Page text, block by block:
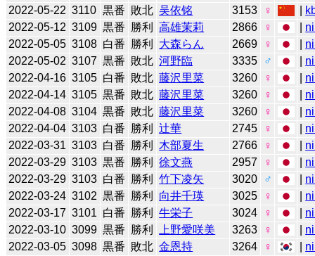
2022-05-22 3110 黒番 敗北 吴依铭 3153 ♀
2022-05-12 3109 黒番 勝利 高雄茉莉 2866 ♀
2022-05-05 3108 白番 勝利 大森らん 2669 ♀
2022-05-02 3107 黒番 敗北 河野臨 3335 ♂
2022-04-16 3105 白番 敗北 藤沢里菜 3260 ♀
2022-04-14 3105 黒番 敗北 藤沢里菜 3260 ♀
2022-04-08 3104 黒番 敗北 藤沢里菜 3260 ♀
2022-04-04 3103 白番 勝利 辻華 2745 ♀
2022-03-31 3103 白番 勝利 木部夏生 2766 ♀
2022-03-29 3103 黒番 勝利 徐文燕 2957 ♀
2022-03-29 3103 白番 勝利 竹下凌矢 3020 ♂
2022-03-24 3102 黒番 勝利 向井千瑛 3025 ♀
2022-03-17 3101 白番 勝利 牛栄子 3024 ♀
2022-03-10 3099 黒番 勝利 上野愛咲美 3263 ♀
2022-03-05 3098 黒番 敗北 金恩持 3264 ♀